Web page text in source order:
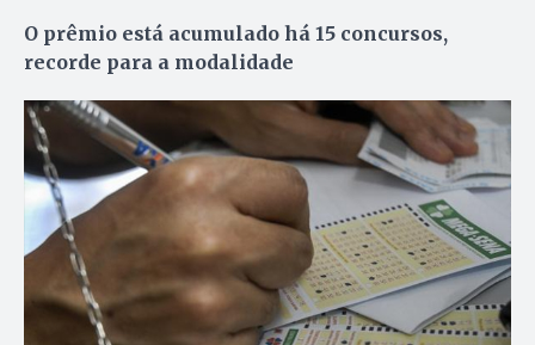
O prêmio está acumulado há 15 concursos,
recorde para a modalidade